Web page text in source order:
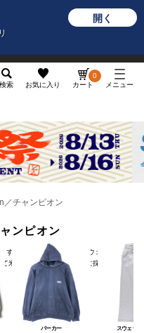
開く
検索 お気に入り カート
0
メニュー
／チャンピオン
ンピオン
す。当初は、Tシャツやスウェットシャ
米軍学校の訓練用ウェアに採...
パーカー スウェット